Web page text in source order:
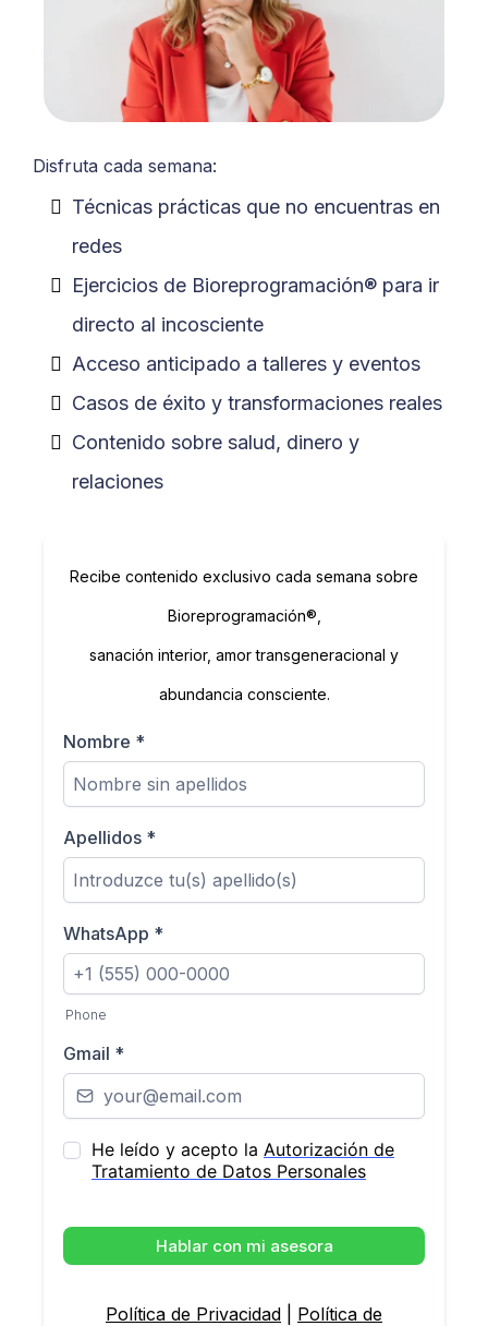
Disfruta cada semana:
Técnicas prácticas que no encuentras en
redes
Ejercicios de Bioreprogramación® para ir
directo al incosciente
Acceso anticipado a talleres y eventos
Casos de éxito y transformaciones reales
Contenido sobre salud, dinero y
relaciones
Recibe contenido exclusivo cada semana sobre
Bioreprogramación®,
sanación interior, amor transgeneracional y
abundancia consciente.
Nombre *
Apellidos *
WhatsApp *
Phone
Gmail *
He leído y acepto la Autorización de
Tratamiento de Datos Personales
Hablar con mi asesora
Política de Privacidad
Política de